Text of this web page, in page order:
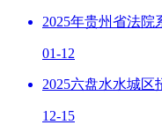
2025年贵州省法院
01-12
2025六盘水水城区
12-15